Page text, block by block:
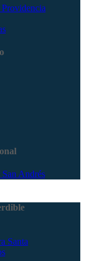
San Andrés
Santa